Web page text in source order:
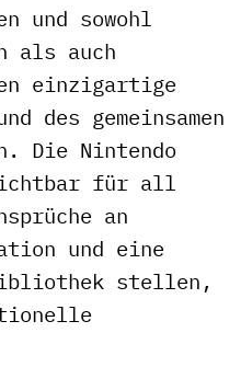
und sowohl
als auch
einzigartige
des gemeinsamen
Die Nintendo
für all
an
und eine
stellen,